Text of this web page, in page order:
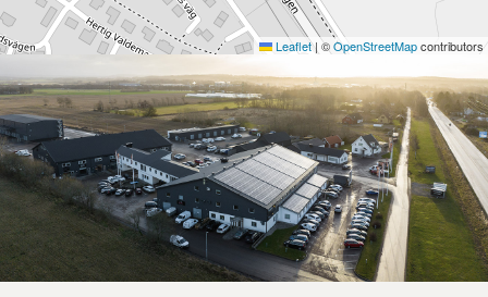
Leaflet| ©OpenStreetMapcontributors